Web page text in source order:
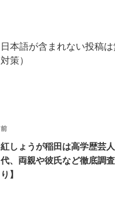
日本語が含まれない投稿
対策）
投
稿
ナ
過
去
の
投
前
紅しょうが稲田は高学歴芸
代、両親や彼氏など徹底調
り】